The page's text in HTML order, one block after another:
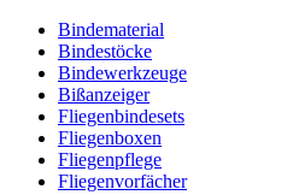
Bindematerial
Bindestöcke
Bindewerkzeuge
Bißanzeiger
Fliegenbindesets
Fliegenboxen
Fliegenpflege
Fliegenvorfächer